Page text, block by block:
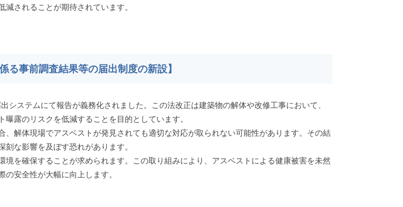
されることが期待されています。
事前調査結果等の届出制度の新設】
システムにて報告が義務化されました。この法改正は建築物の解体や改修工事において、
露のリスクを低減することを目的としています。
解体現場でアスベストが発見されても適切な対応が取られない可能性があります。その結
な影響を及ぼす恐れがあります。
を確保することが求められます。この取り組みにより、アスベストによる健康被害を未然
安全性が大幅に向上します。